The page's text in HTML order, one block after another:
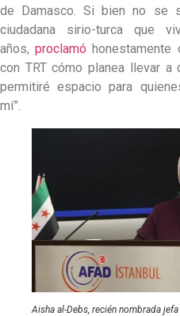
de Damasco. Si bien no se
ciudadana sirio-turca que
años,proclamó honestamente
con TRT cómo planea llevar a
permitiré espacio para
mí”.
Aisha al-Debs, recién nombrada